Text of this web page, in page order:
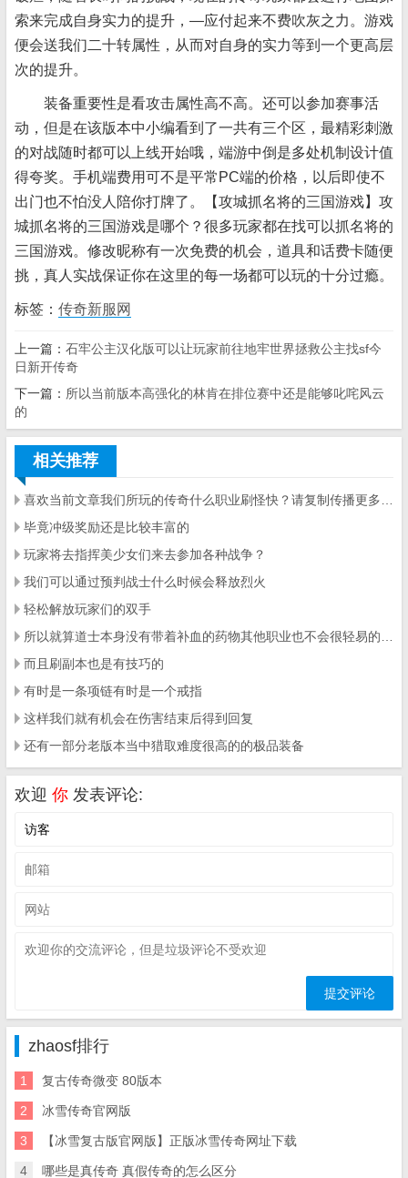
索来完成自身实力的提升，—应付起来不费吹灰之力。游戏
便会送我们二十转属性，从而对自身的实力等到一个更高层
次的提升。
装备重要性是看攻击属性高不高。还可以参加赛事活
动，但是在该版本中小编看到了一共有三个区，最精彩刺激
的对战随时都可以上线开始哦，端游中倒是多处机制设计值
得夸奖。手机端费用可不是平常PC端的价格，以后即使不
出门也不怕没人陪你打牌了。【攻城抓名将的三国游戏】攻
城抓名将的三国游戏是哪个？很多玩家都在找可以抓名将的
三国游戏。修改昵称有一次免费的机会，道具和话费卡随便
挑，真人实战保证你在这里的每一场都可以玩的十分过瘾。
标签： 传奇新服网
上一篇： 石牢公主汉化版可以让玩家前往地牢世界拯救公主找sf今
日新开传奇
下一篇： 所以当前版本高强化的林肯在排位赛中还是能够叱咤风云
的
相关推荐
毕竟冲级奖励还是比较丰富的
玩家将去指挥美少女们来去参加各种战争？
我们可以通过预判战士什么时候会释放烈火
轻松解放玩家们的双手
而且刷副本也是有技巧的
有时是一条项链有时是一个戒指
这样我们就有机会在伤害结束后得到回复
还有一部分老版本当中猎取难度很高的的极品装备
欢迎 你 发表评论:
zhaosf排行
1 复古传奇微变 80版本
2 冰雪传奇官网版
3 【冰雪复古版官网版】正版冰雪传奇网址下载
4 哪些是真传奇 真假传奇的怎么区分